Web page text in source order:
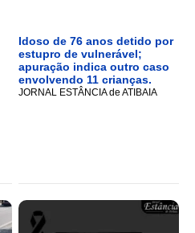
Idoso de 76 anos detido por
estupro de vulnerável;
apuração indica outro caso
envolvendo 11 crianças.
JORNAL ESTÂNCIA de ATIBAIA